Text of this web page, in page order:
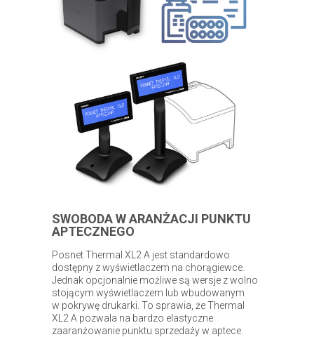
SWOBODA W ARANŻACJI PUNKTU
APTECZNEGO
Posnet Thermal XL2 A jest standardowo
dostępny z wyświetlaczem na chorągiewce.
Jednak opcjonalnie możliwe są wersje z wolno
stojącym wyświetlaczem lub wbudowanym
w pokrywę drukarki. To sprawia, że Thermal
XL2 A pozwala na bardzo elastyczne
zaaranżowanie punktu sprzedaży w aptece.